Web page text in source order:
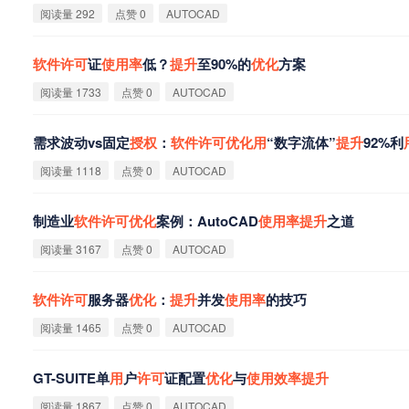
阅读量 292 点赞 0 AUTOCAD
软件许可证使用率低？提升至90%的优化方案
阅读量 1733 点赞 0 AUTOCAD
需求波动vs固定授权 ： 软件许可优化用“数字流体”提升92%利
阅读量 1118 点赞 0 AUTOCAD
制造业软件许可优化案例：AutoCAD使用率提升之道
阅读量 3167 点赞 0 AUTOCAD
软件许可服务器优化： 提升并发使用率的技巧
阅读量 1465 点赞 0 AUTOCAD
GT-SUITE单用户许可证配置优化与使用效率提升
阅读量 1867 点赞 0 AUTOCAD